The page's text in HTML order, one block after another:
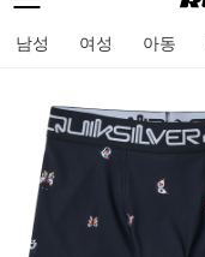
메뉴
남성 여성 아동